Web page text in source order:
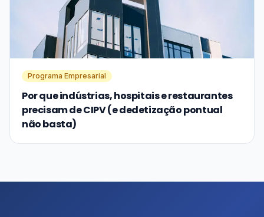
Programa Empresarial
Por que indústrias, hospitais e restaurantes
precisam de CIPV (e dedetização pontual
não basta)